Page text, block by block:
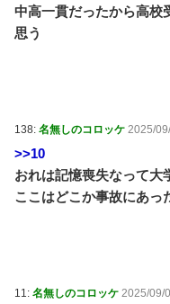
中高一貫だったから高校
思う
138: 名無しのコロッケ 2025/
>>10
おれは記憶喪失なって大
ここはどこか事故にあっ
11: 名無しのコロッケ 2025/09/